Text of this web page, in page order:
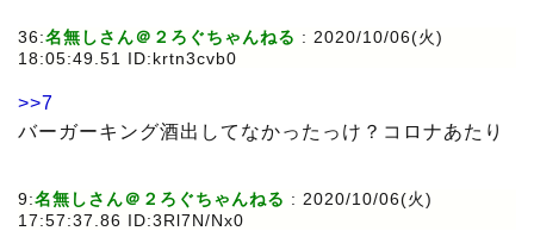
36:名無しさん＠２ろぐちゃんねる : 2020/10/06(火)
18:05:49.51 ID:krtn3cvb0
>>7
バーガーキング酒出してなかったっけ？コロナあたり
9:名無しさん＠２ろぐちゃんねる : 2020/10/06(火)
17:57:37.86 ID:3Rl7N/Nx0